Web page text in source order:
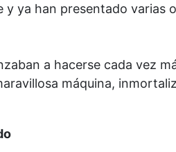
y ya han presentado varias
a hacerse cada vez
máquina,